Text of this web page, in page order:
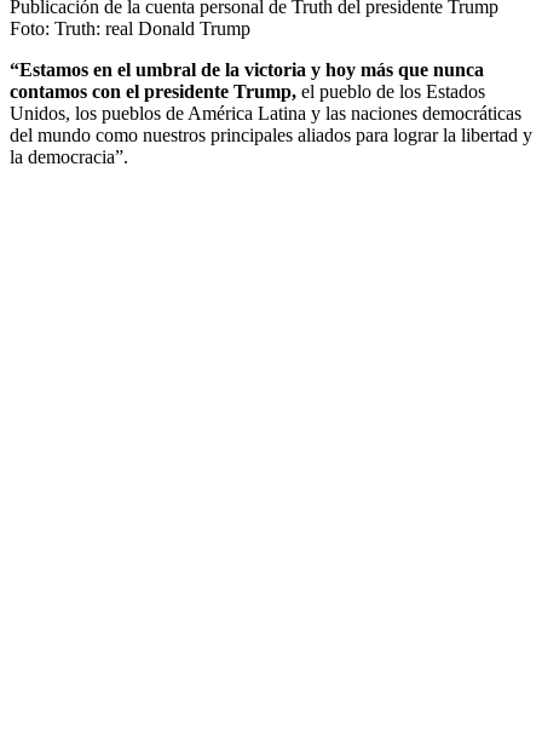
Publicación de la cuenta personal de Truth del presidente Trump
Foto: Truth: real Donald Trump
“Estamos en el umbral de la victoria y hoy más que nunca
contamos con el presidente Trump, el pueblo de los Estados
Unidos, los pueblos de América Latina y las naciones democráticas
del mundo como nuestros principales aliados para lograr la libertad y
la democracia”.